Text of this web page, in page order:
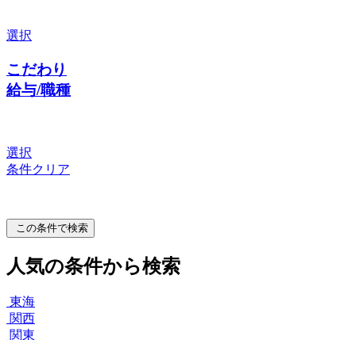
選択
こだわり
給与/職種
選択
条件クリア
この条件で検索
人気の条件から検索
東海
関西
関東